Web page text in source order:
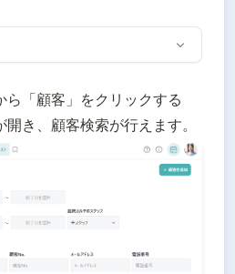
ら「顧客」をクリックする
き、顧客検索が行えます。